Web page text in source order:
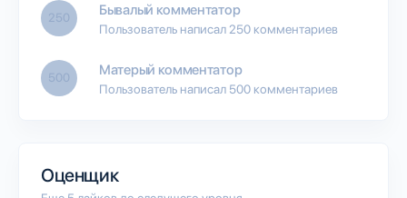
250 Бывалый комментатор
Пользователь написал 250 комментариев
500 Матерый комментатор
Пользователь написал 500 комментариев
Оценщик